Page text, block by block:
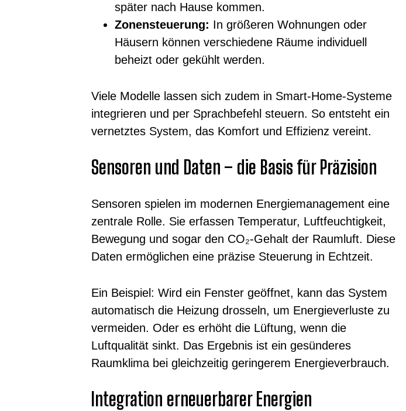
später nach Hause kommen.
Zonensteuerung: In größeren Wohnungen oder
Häusern können verschiedene Räume individuell
beheizt oder gekühlt werden.
Viele Modelle lassen sich zudem in Smart-Home-Systeme
integrieren und per Sprachbefehl steuern. So entsteht ein
vernetztes System, das Komfort und Effizienz vereint.
Sensoren und Daten – die Basis für Präzision
Sensoren spielen im modernen Energiemanagement eine
zentrale Rolle. Sie erfassen Temperatur, Luftfeuchtigkeit,
Bewegung und sogar den CO₂-Gehalt der Raumluft. Diese
Daten ermöglichen eine präzise Steuerung in Echtzeit.
Ein Beispiel: Wird ein Fenster geöffnet, kann das System
automatisch die Heizung drosseln, um Energieverluste zu
vermeiden. Oder es erhöht die Lüftung, wenn die
Luftqualität sinkt. Das Ergebnis ist ein gesünderes
Raumklima bei gleichzeitig geringerem Energieverbrauch.
Integration erneuerbarer Energien